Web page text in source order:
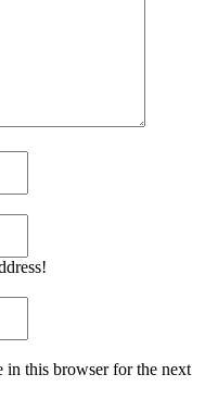
in this browser for the next